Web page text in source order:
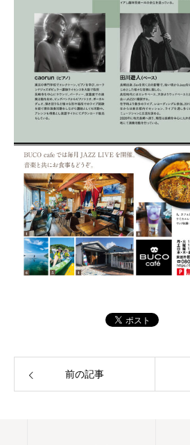
前の記事